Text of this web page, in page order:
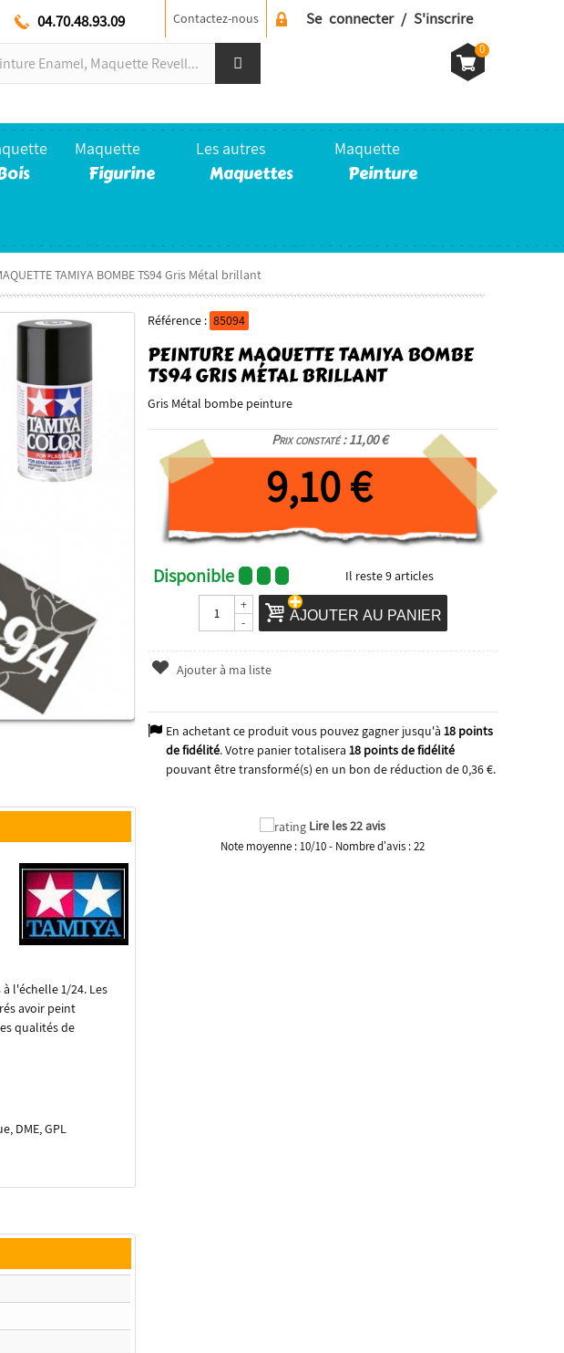
Se connecter / S'inscrire
Contactez-nous
04.70.48.93.09
0
Maquette
Figurine
Les autres
Maquettes
Maquette
Peinture
TAMIYA BOMBE TS94 Gris Métal brillant
Référence : 85094
PEINTURE MAQUETTE TAMIYA BOMBE
TS94 GRIS MÉTAL BRILLANT
Gris Métal bombe peinture
Prix constaté : 11,00 €
9,10 €
Disponible Il reste9articles
-
+
AJOUTER AU PANIER
Ajouter à ma liste
En achetant ce produit vous pouvez gagner jusqu'à 18points
de fidélité. Votre panier totalisera 18points de fidélité
pouvant être transformé(s) en un bon de réduction de0,36 €.
Lire les 22 avis
Note moyenne :10/10- Nombre d'avis :22
l'échelle 1/24. Les
avoir peint
qualités de
DME, GPL